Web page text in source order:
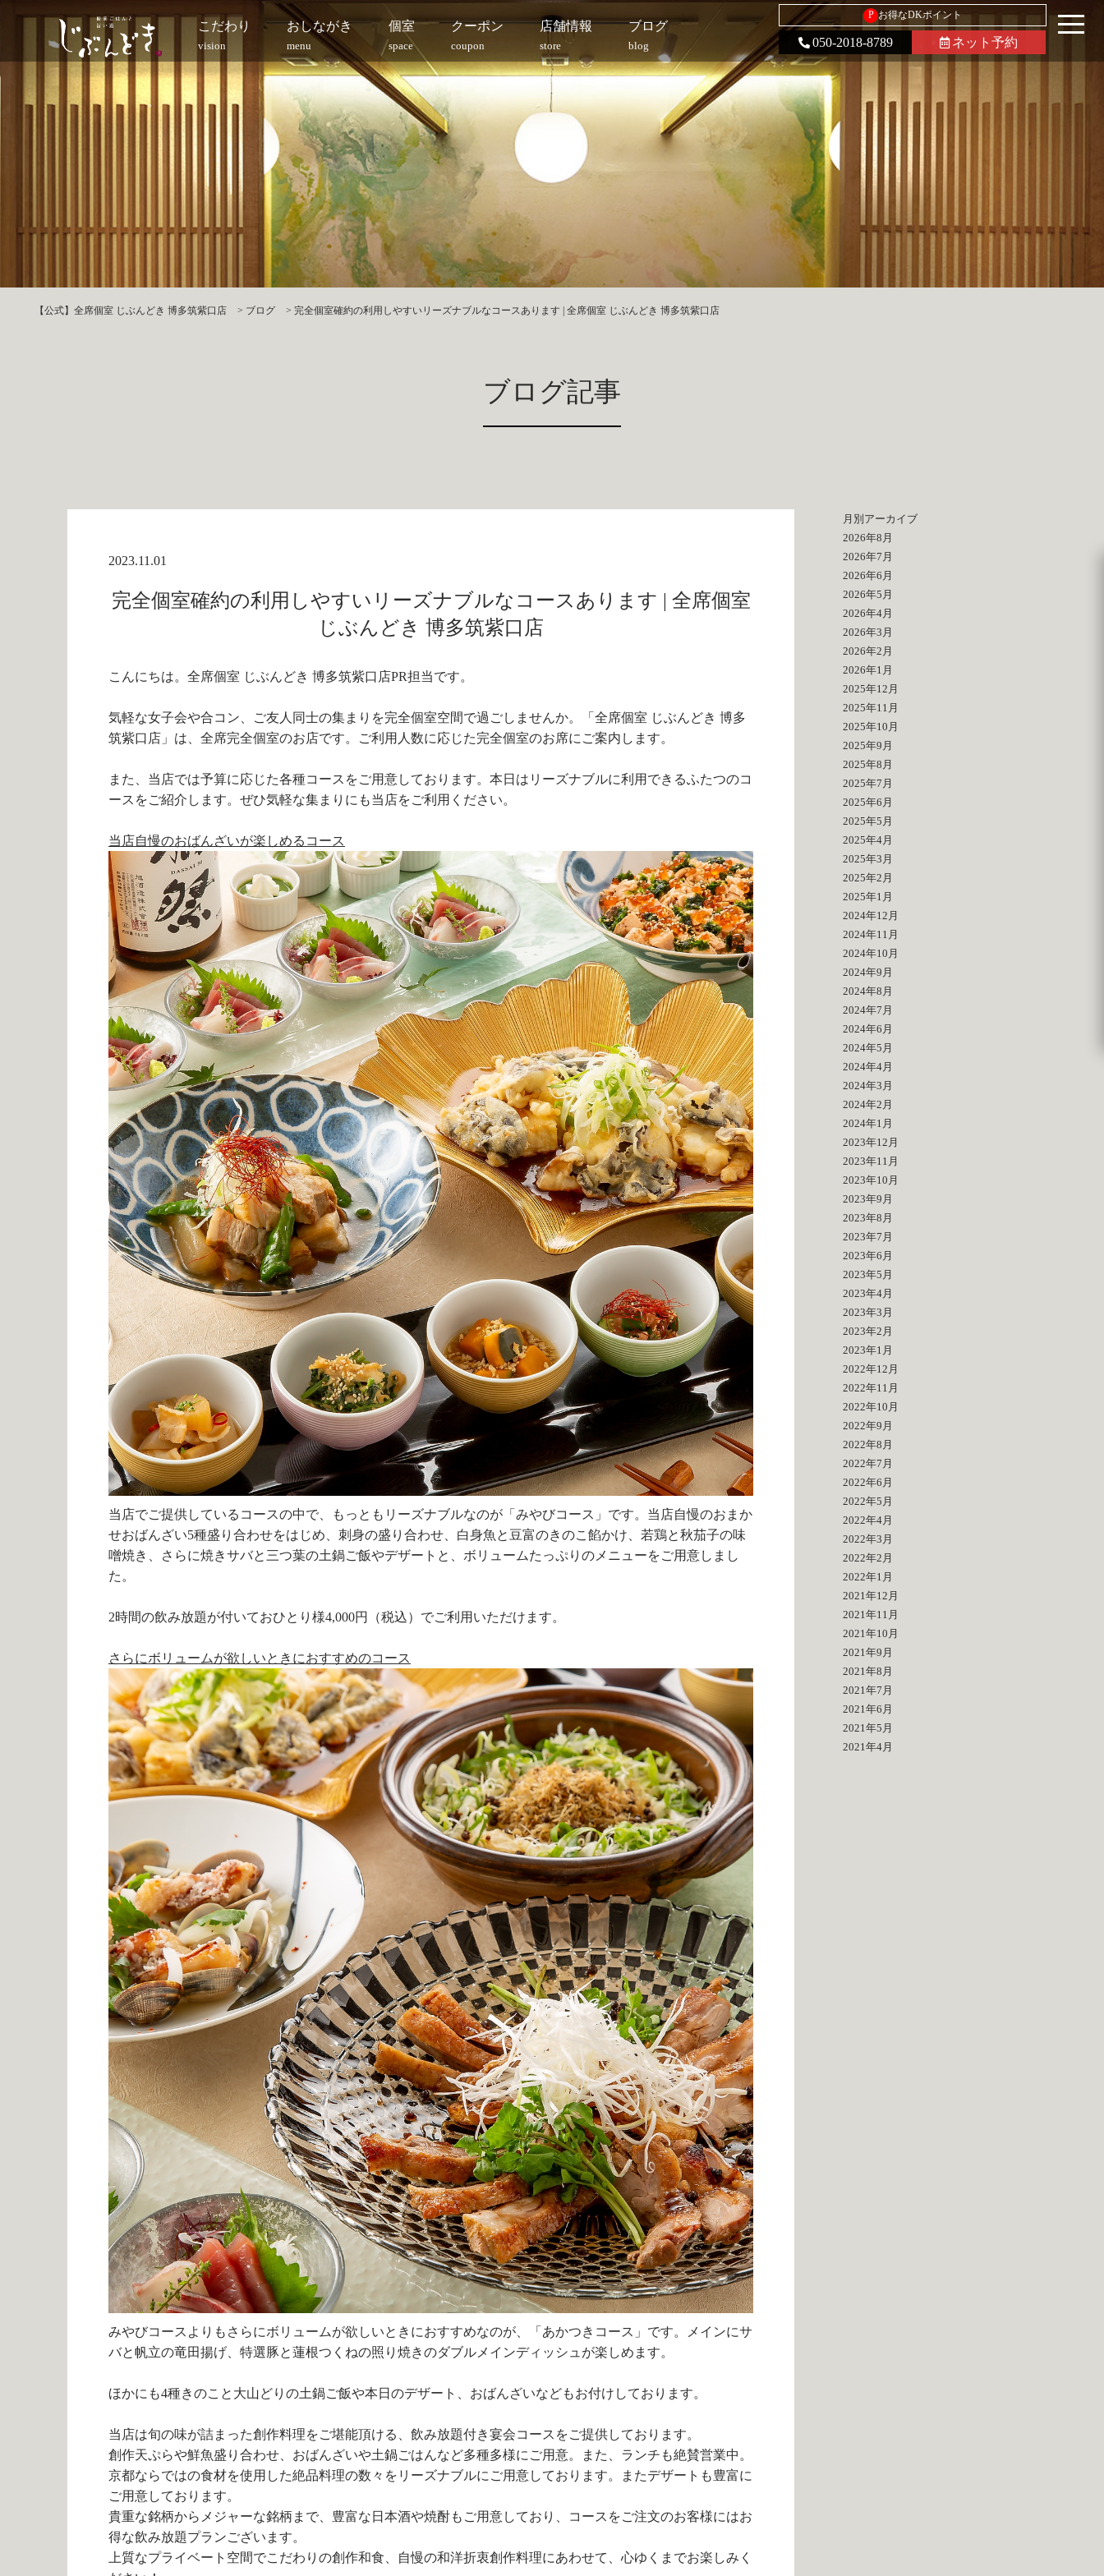
こだわり
vision
おしながき
menu
個室
space
クーポン
coupon
店舗情報
store
ブログ
blog
P お得なDKポイント
050-2018-8789 ネット予約
【公式】全席個室 じぶんどき 博多筑紫口店 > ブログ > 完全個室確約の利用しやすいリーズナブルなコースあります | 全席個室 じぶんどき 博多筑紫口店
ブログ記事
2023.11.01
完全個室確約の利用しやすいリーズナブルなコースあります | 全席個室
じぶんどき 博多筑紫口店
こんにちは。全席個室 じぶんどき 博多筑紫口店PR担当です。
気軽な女子会や合コン、ご友人同士の集まりを完全個室空間で過ごしませんか。「全席個室 じぶんどき 博多
筑紫口店」は、全席完全個室のお店です。ご利用人数に応じた完全個室のお席にご案内します。
また、当店では予算に応じた各種コースをご用意しております。本日はリーズナブルに利用できるふたつのコ
ースをご紹介します。ぜひ気軽な集まりにも当店をご利用ください。
当店自慢のおばんざいが楽しめるコース
当店でご提供しているコースの中で、もっともリーズナブルなのが「みやびコース」です。当店自慢のおまか
せおばんざい5種盛り合わせをはじめ、刺身の盛り合わせ、白身魚と豆富のきのこ餡かけ、若鶏と秋茄子の味
噌焼き、さらに焼きサバと三つ葉の土鍋ご飯やデザートと、ボリュームたっぷりのメニューをご用意しまし
た。
2時間の飲み放題が付いておひとり様4,000円（税込）でご利用いただけます。
さらにボリュームが欲しいときにおすすめのコース
みやびコースよりもさらにボリュームが欲しいときにおすすめなのが、「あかつきコース」です。メインにサ
バと帆立の竜田揚げ、特選豚と蓮根つくねの照り焼きのダブルメインディッシュが楽しめます。
ほかにも4種きのこと大山どりの土鍋ご飯や本日のデザート、おばんざいなどもお付けしております。
当店は旬の味が詰まった創作料理をご堪能頂ける、飲み放題付き宴会コースをご提供しております。
創作天ぷらや鮮魚盛り合わせ、おばんざいや土鍋ごはんなど多種多様にご用意。また、ランチも絶賛営業中。
京都ならではの食材を使用した絶品料理の数々をリーズナブルにご用意しております。またデザートも豊富に
ご用意しております。
貴重な銘柄からメジャーな銘柄まで、豊富な日本酒や焼酎もご用意しており、コースをご注文のお客様にはお
得な飲み放題プランございます。
上質なプライベート空間でこだわりの創作和食、自慢の和洋折衷創作料理にあわせて、心ゆくまでお楽しみく
月別アーカイブ
2026年8月
2026年7月
2026年6月
2026年5月
2026年4月
2026年3月
2026年2月
2026年1月
2025年12月
2025年11月
2025年10月
2025年9月
2025年8月
2025年7月
2025年6月
2025年5月
2025年4月
2025年3月
2025年2月
2025年1月
2024年12月
2024年11月
2024年10月
2024年9月
2024年8月
2024年7月
2024年6月
2024年5月
2024年4月
2024年3月
2024年2月
2024年1月
2023年12月
2023年11月
2023年10月
2023年9月
2023年8月
2023年7月
2023年6月
2023年5月
2023年4月
2023年3月
2023年2月
2023年1月
2022年12月
2022年11月
2022年10月
2022年9月
2022年8月
2022年7月
2022年6月
2022年5月
2022年4月
2022年3月
2022年2月
2022年1月
2021年12月
2021年11月
2021年10月
2021年9月
2021年8月
2021年7月
2021年6月
2021年5月
2021年4月